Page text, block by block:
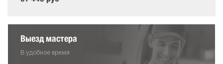
Выезд мастера
В удобное время